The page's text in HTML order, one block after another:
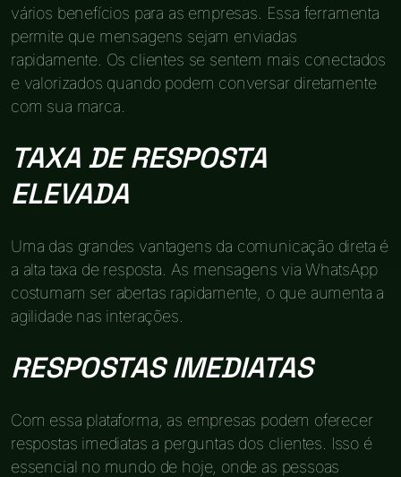
vários benefícios para as empresas. Essa ferramenta
permite que mensagens sejam enviadas
rapidamente. Os clientes se sentem mais conectados
e valorizados quando podem conversar diretamente
com sua marca.
TAXA DE RESPOSTA
ELEVADA
Uma das grandes vantagens da comunicação direta é
a alta taxa de resposta. As mensagens via WhatsApp
costumam ser abertas rapidamente, o que aumenta a
agilidade nas interações.
RESPOSTAS IMEDIATAS
Com essa plataforma, as empresas podem oferecer
respostas imediatas a perguntas dos clientes. Isso é
essencial no mundo de hoje, onde as pessoas